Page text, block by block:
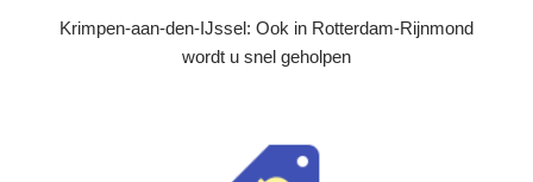
Krimpen-aan-den-IJssel: Ook in Rotterdam-Rijnmond
wordt u snel geholpen